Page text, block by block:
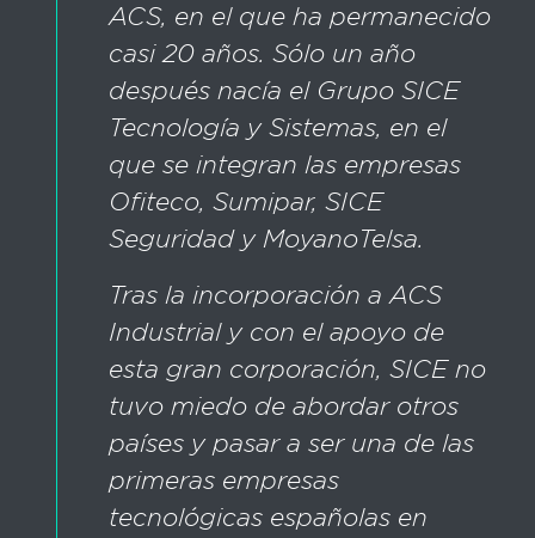
ACS, en el que ha permanecido
casi 20 años. Sólo un año
después nacía el Grupo SICE
Tecnología y Sistemas, en el
que se integran las empresas
Ofiteco, Sumipar, SICE
Seguridad y MoyanoTelsa.
Tras la incorporación a ACS
Industrial y con el apoyo de
esta gran corporación, SICE no
tuvo miedo de abordar otros
países y pasar a ser una de las
primeras empresas
tecnológicas españolas en